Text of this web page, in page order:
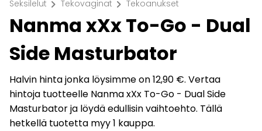
Seksilelut chevron_right Tekovaginat chevron_right Tekoanukset
Nanma xXx To-Go - Dual
Side Masturbator
Halvin hinta jonka löysimme on 12,90 €. Vertaa
hintoja tuotteelle Nanma xXx To-Go - Dual Side
Masturbator ja löydä edullisin vaihtoehto. Tällä
hetkellä tuotetta myy 1 kauppa.